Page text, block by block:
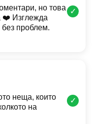
но това
❤️ Изглежда
без проблем.
✓
неща, които
на
✓